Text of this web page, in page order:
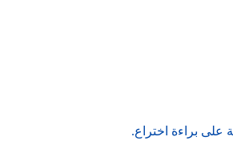
على براءة اختراع.